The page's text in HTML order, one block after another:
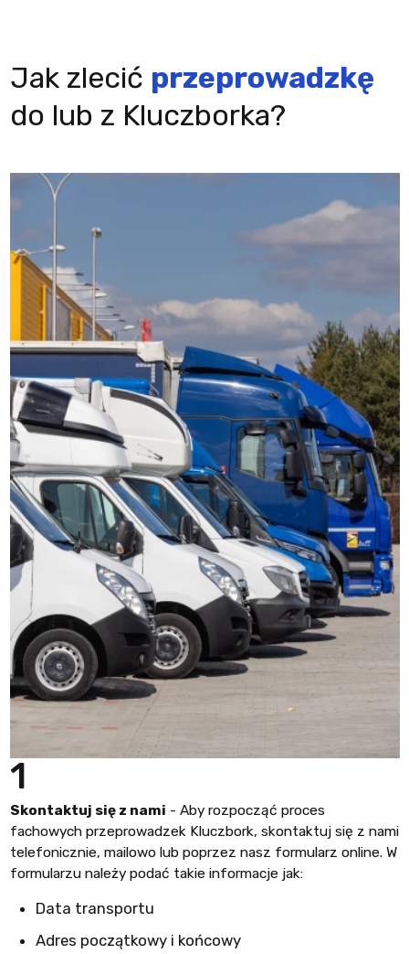
Jak zlecić przeprowadzkę
do lub z Kluczborka?
1
Skontaktuj się z nami - Aby rozpocząć proces
fachowych przeprowadzek Kluczbork, skontaktuj się z nami
telefonicznie, mailowo lub poprzez nasz formularz online. W
formularzu należy podać takie informacje jak:
Data transportu
Adres początkowy i końcowy